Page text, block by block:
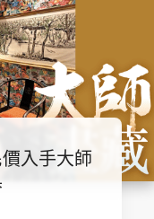
會員活動
東周專欄
入手大師